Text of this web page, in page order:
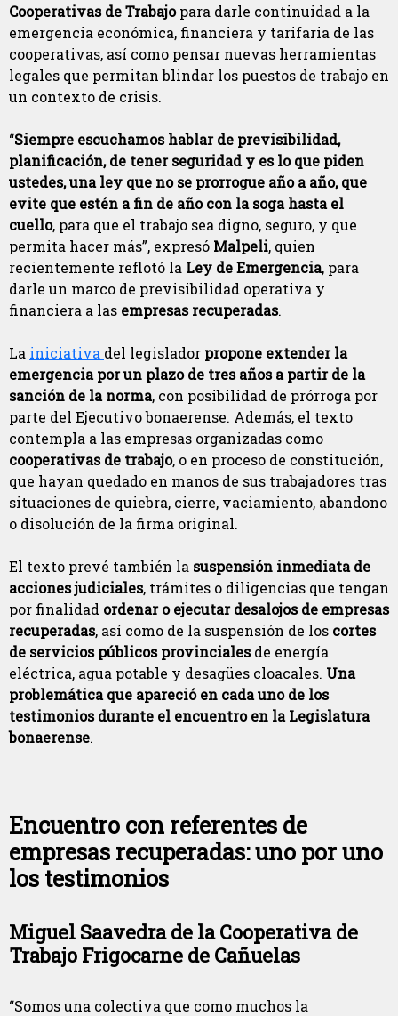
Cooperativas de Trabajopara darle continuidad a la
emergencia económica, financiera y tarifaria de las
cooperativas, así como pensar nuevas herramientas
legales que permitan blindar los puestos de trabajo en
un contexto de crisis.
“Siempre escuchamos hablar de previsibilidad,
planificación, de tener seguridad y es lo que piden
ustedes, una ley que no se prorrogue año a año, que
evite que estén a fin de año con la soga hasta el
cuello, para que el trabajo sea digno, seguro, y que
permita hacer más”, expresó Malpeli, quien
recientemente reflotó la Ley de Emergencia, para
darle un marco de previsibilidad operativa y
financiera a las empresas recuperadas.
La iniciativa del legislador propone extender la
emergencia por un plazo de tres años a partir de la
sanción de la norma, con posibilidad de prórroga por
parte del Ejecutivo bonaerense. Además, el texto
contempla a las empresas organizadas como
cooperativas de trabajo, o en proceso de constitución,
que hayan quedado en manos de sus trabajadores tras
situaciones de quiebra, cierre, vaciamiento, abandono
o disolución de la firma original.
El texto prevé también la suspensión inmediata de
acciones judiciales, trámites o diligencias que tengan
por finalidad ordenar o ejecutar desalojos de empresas
recuperadas, así como de la suspensión de los cortes
de servicios públicos provincialesde energía
eléctrica, agua potable y desagües cloacales. Una
problemática que apareció en cada uno de los
testimonios durante el encuentro en la Legislatura
bonaerense.
Encuentro con referentes de
empresas recuperadas: uno por uno
los testimonios
Miguel Saavedra de la Cooperativa de
Trabajo Frigocarne de Cañuelas
“Somos una colectiva que como muchos la